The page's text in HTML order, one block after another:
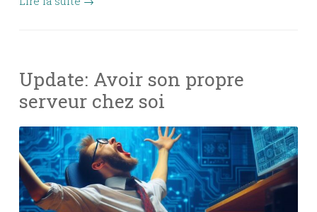
Update: Avoir son propre
serveur chez soi